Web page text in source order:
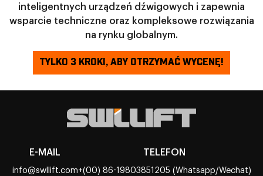
inteligentnych urządzeń dźwigowych i zapewnia
wsparcie techniczne oraz kompleksowe rozwiązania
na rynku globalnym.
TYLKO 3 KROKI, ABY OTRZYMAĆ WYCENĘ!
E-MAIL
info@swllift.com
TELEFON
+(00) 86-19803851205 (Whatsapp/Wechat)